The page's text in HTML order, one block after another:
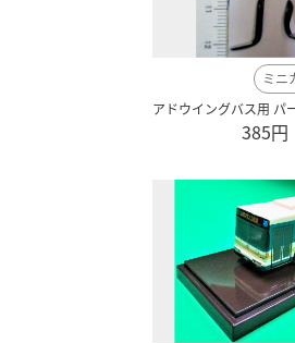
ミニ
385円